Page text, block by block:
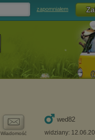
zapomniałem
Wiadomość
wed82
widziany: